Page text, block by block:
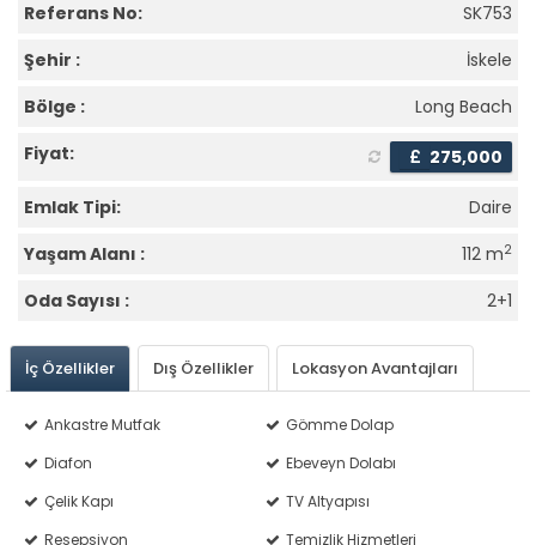
Referans No:
SK753
Şehir :
İskele
Bölge :
Long Beach
Fiyat:
£ 275,000
Emlak Tipi:
Daire
Yaşam Alanı :
112 m2
Oda Sayısı : 2+1
İç Özellikler Dış Özellikler Lokasyon Avantajları
Ankastre Mutfak
Gömme Dolap
Diafon
Ebeveyn Dolabı
Çelik Kapı
TV Altyapısı
Resepsiyon
Temizlik Hizmetleri